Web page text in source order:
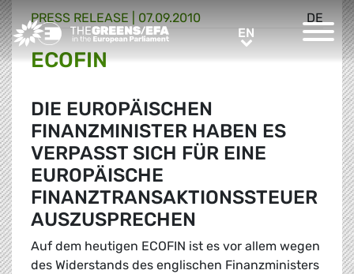
Greens/EFA Home ENEN
DE
PRESS RELEASE 07.09.2010
ECOFIN
DIE EUROPÄISCHEN
FINANZMINISTER HABEN ES
VERPASST SICH FÜR EINE
EUROPÄISCHE
FINANZTRANSAKTIONSSTEUER
AUSZUSPRECHEN
Auf dem heutigen ECOFIN ist es vor allem wegen
des Widerstands des englischen Finanzministers